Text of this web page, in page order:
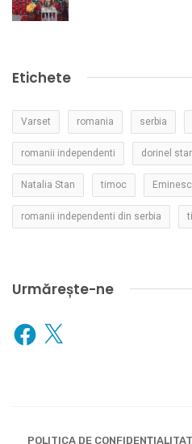
Etichete
Varset romania serbia
romanii independenti dorinel
Natalia Stan timoc
romanii independenti din serbia
Urmărește-ne
Facebook
X
POLITICA DE